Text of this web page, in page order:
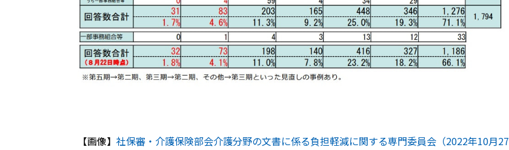
【画像】 社保審・介護保険部会介護分野の文書に係る負担軽減に関する専門委員会（2022年10月27